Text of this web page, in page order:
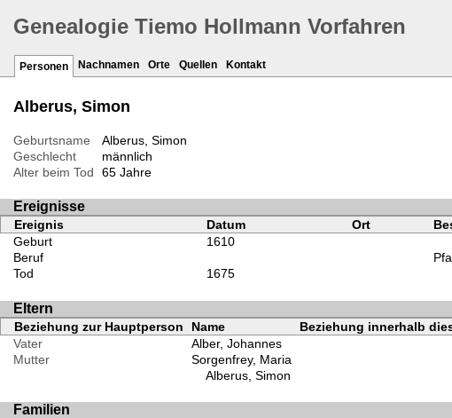
Genealogie Tiemo Hollmann Vorfahren
Personen Nachnamen Orte Quellen Kontakt
Alberus, Simon
Geburtsname
Alberus, Simon
Geschlecht
männlich
Alter beim Tod
65 Jahre
Ereignisse
Ereignis Datum Ort
Geburt
1610
Beruf
Tod
1675
Eltern
Beziehung zur Hauptperson Name
Beziehung innerhalb
Vater
Alber, Johannes
Mutter
Sorgenfrey, Maria
Alberus, Simon
Familien